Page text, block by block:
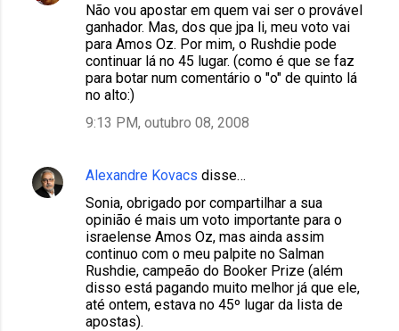
Não vou apostar em quem vai ser o provável
ganhador. Mas, dos que jpa li, meu voto vai
para Amos Oz. Por mim, o Rushdie pode
continuar lá no 45 lugar. (como é que se faz
para botar num comentário o "o" de quinto lá
no alto:)
9:13 PM, outubro 08, 2008
Alexandre Kovacs disse…
Sonia, obrigado por compartilhar a sua
opinião é mais um voto importante para o
israelense Amos Oz, mas ainda assim
continuo com o meu palpite no Salman
Rushdie, campeão do Booker Prize (além
disso está pagando muito melhor já que ele,
até ontem, estava no 45º lugar da lista de
apostas).